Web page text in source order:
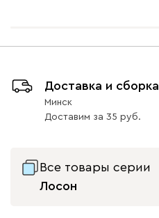
Бентори
Бежевый
Доставка и сборка
Минск
Доставим за 35
Все товары серии
Лосон